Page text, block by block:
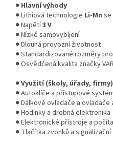
● Hlavní výhody
● Lithiová technologie Li-Mn se
● Napětí3 V
● Nízké samovybíjení
● Dlouhá provozní životnost
● Standardizované rozměry
● Osvědčená kvalita značky
●Využití (školy, úřady, firmy)
● Autoklíče a přístupové
● Dálkové ovladače a ovladače
● Hodinky a drobná elektronika
● Elektronické přístroje a
● Tlačítka zvonků a